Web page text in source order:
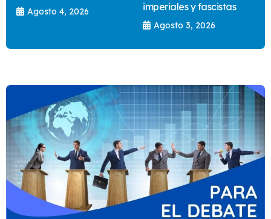
Agosto 4, 2026
imperiales y fascistas
Agosto 3, 2026